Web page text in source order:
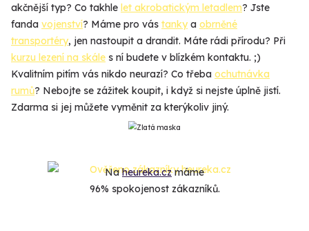
akčnější typ? Co takhle let akrobatickým letadlem? Jste
fanda vojenství? Máme pro vás tanky a obrněné
transportéry, jen nastoupit a drandit. Máte rádi přírodu? Při
kurzu lezení na skále s ní budete v blízkém kontaktu. ;)
Kvalitním pitím vás nikdo neurazí? Co třeba ochutnávka
rumů? Nebojte se zážitek koupit, i když si nejste úplně jistí.
Zdarma si jej můžete vyměnit za kterýkoliv jiný.
Naheureka.czmáme
96% spokojenost zákazníků.